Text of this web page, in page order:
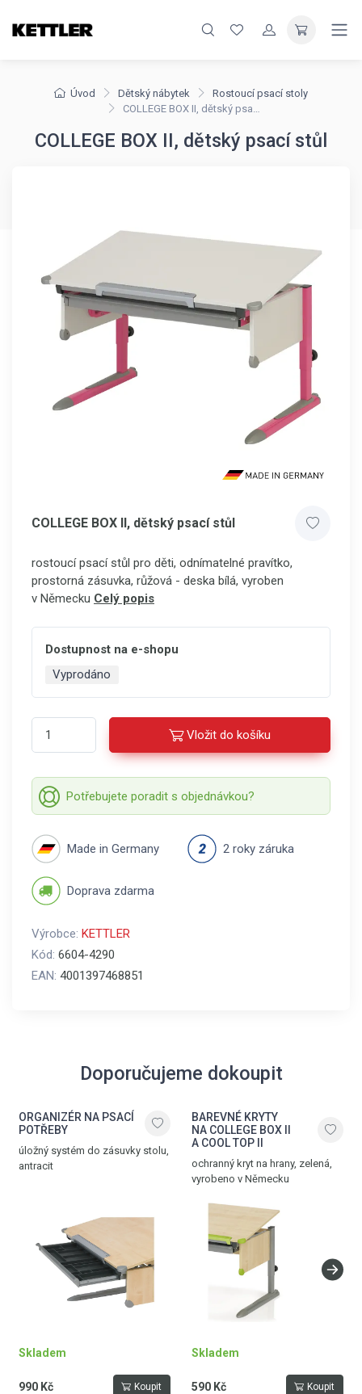
Úvod Dětský nábytek
Rostoucí psací stoly
COLLEGE BOX II, dětský psací stůl
COLLEGE BOX II, dětský psací stůl
COLLEGE BOX II, dětský psací stůl
rostoucí psací stůl pro děti, odnímatelné pravítko,
prostorná zásuvka, růžová - deska bílá, vyroben
v Německu Celý popis
Dostupnost na e-shopu
Vyprodáno
Vložit do košíku
Potřebujete poradit s objednávkou?
Made in Germany 2 roky záruka
Doprava zdarma
Výrobce: KETTLER
Kód: 6604-4290
EAN: 4001397468851
Doporučujeme dokoupit
ORGANIZÉR NA PSACÍ
POTŘEBY
úložný systém do zásuvky stolu,
antracit
Skladem
990 Kč Koupit
BAREVNÉ KRYTY
NA COLLEGE BOX II
A COOL TOP II
ochranný kryt na hrany, zelená,
vyrobeno v Německu
Skladem
590 Kč Koupit